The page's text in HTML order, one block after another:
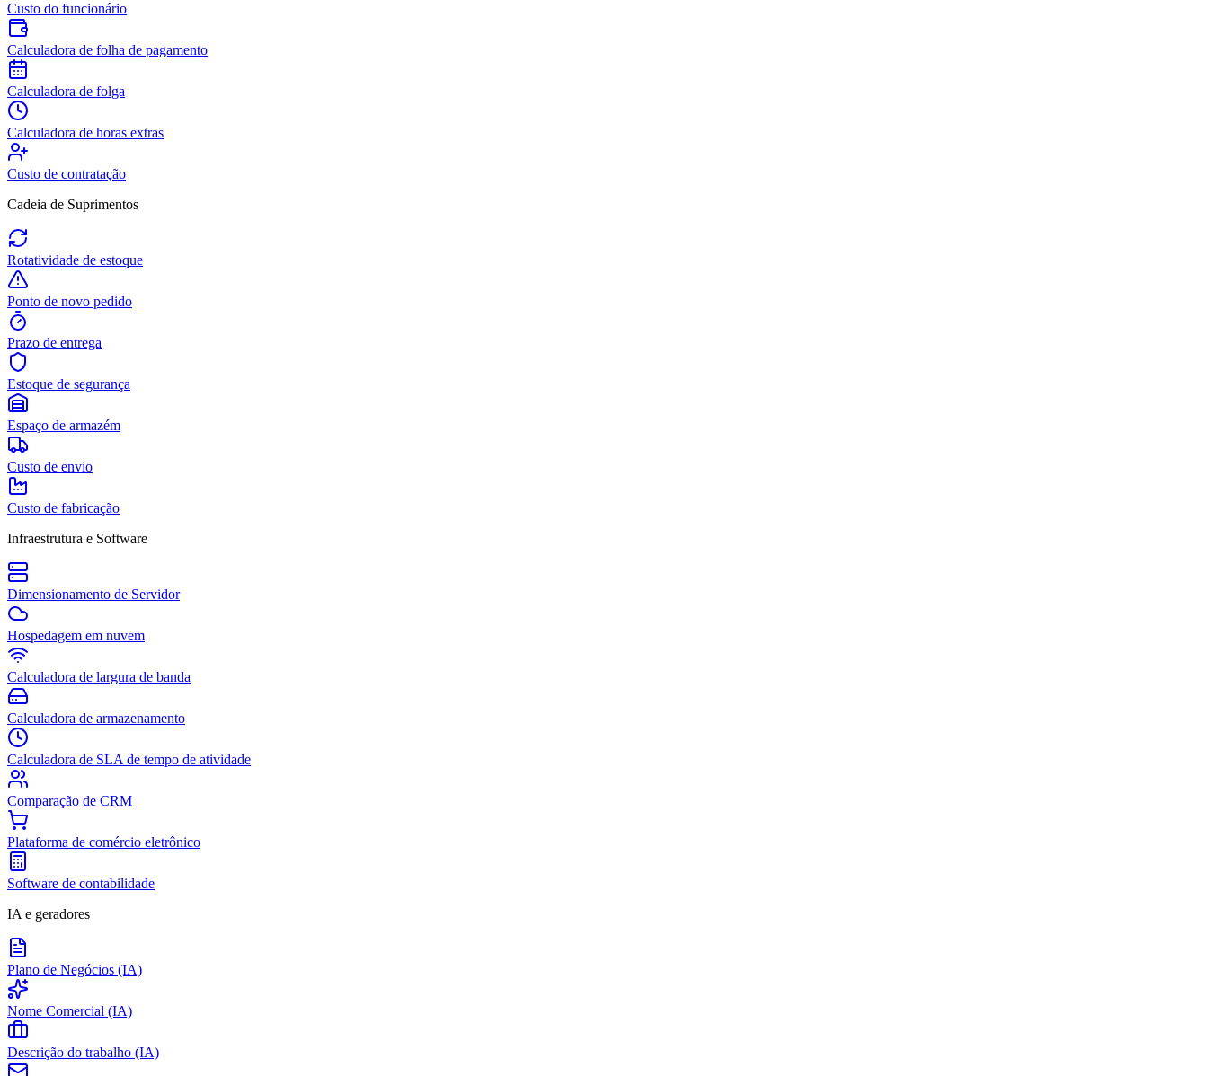
Custo do funcionário
Calculadora de folha de pagamento
Calculadora de folga
Calculadora de horas extras
Custo de contratação
Cadeia de Suprimentos
Rotatividade de estoque
Ponto de novo pedido
Prazo de entrega
Estoque de segurança
Espaço de armazém
Custo de envio
Custo de fabricação
Infraestrutura e Software
Dimensionamento de Servidor
Hospedagem em nuvem
Calculadora de largura de banda
Calculadora de armazenamento
Calculadora de SLA de tempo de atividade
Comparação de CRM
Plataforma de comércio eletrônico
Software de contabilidade
IA e geradores
Plano de Negócios (IA)
Nome Comercial (IA)
Descrição do trabalho (IA)